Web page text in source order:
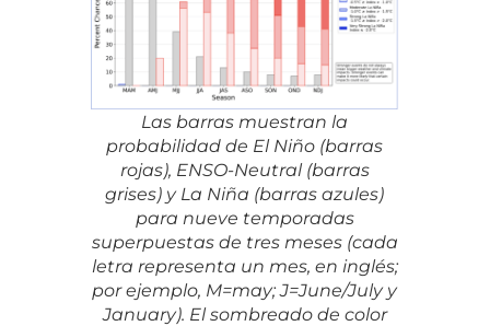
Las barras muestran la
probabilidad de El Niño (barras
rojas), ENSO-Neutral (barras
grises) y La Niña (barras azules)
para nueve temporadas
superpuestas de tres meses (cada
letra representa un mes, en inglés;
por ejemplo, M=may; J=June/July y
January). El sombreado de color